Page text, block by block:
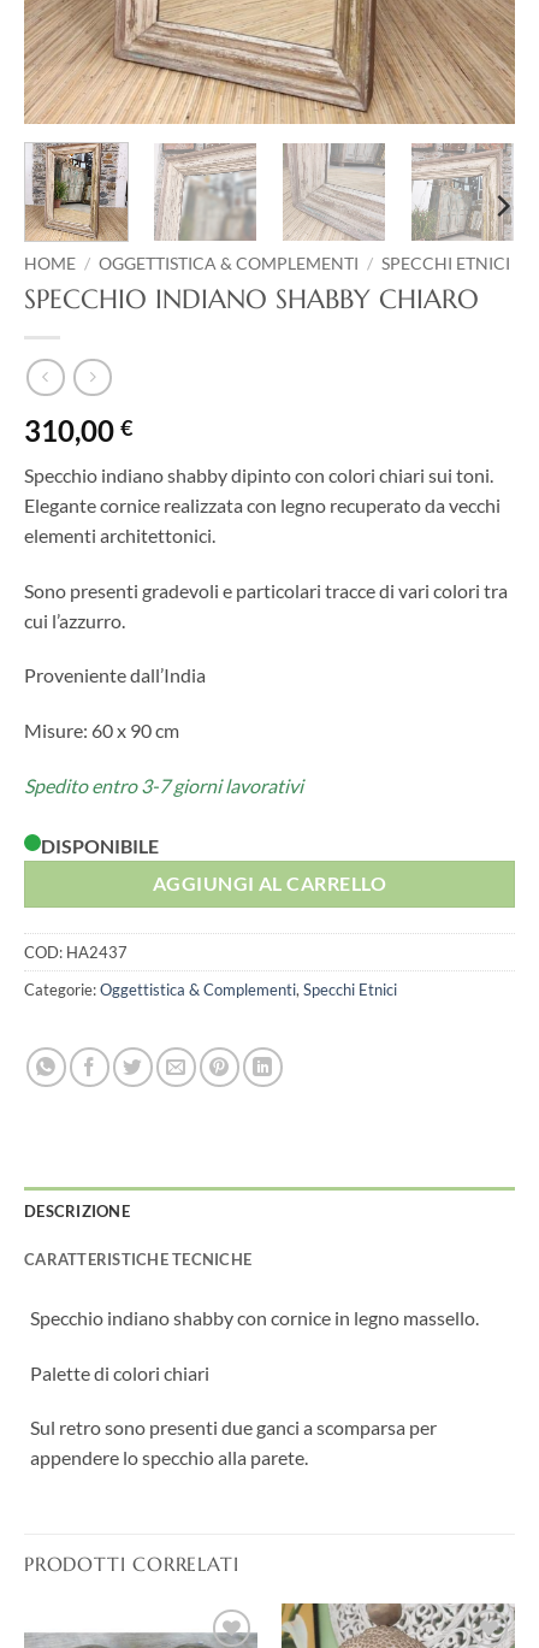
HOME / OGGETTISTICA & COMPLEMENTI / SPECCHI ETNICI
SPECCHIO INDIANO SHABBY CHIARO
310,00 €
Specchio indiano shabby dipinto con colori chiari sui toni.
Elegante cornice realizzata con legno recuperato da vecchi
elementi architettonici.
Sono presenti gradevoli e particolari tracce di vari colori tra
cui l’azzurro.
Proveniente dall’India
Misure: 60 x 90 cm
Spedito entro 3-7 giorni lavorativi
DISPONIBILE
AGGIUNGI AL CARRELLO
COD: HA2437
Categorie:Oggettistica & Complementi, Specchi Etnici
DESCRIZIONE
CARATTERISTICHE TECNICHE
Specchio indiano shabby con cornice in legno massello.
Palette di colori chiari
Sul retro sono presenti due ganci a scomparsa per
appendere lo specchio alla parete.
PRODOTTI CORRELATI